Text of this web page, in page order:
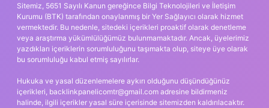
Sitemiz, 5651 Sayılı Kanun gereğince Bilgi Teknolojileri ve İletişim
Kurumu (BTK) tarafından onaylanmış bir Yer Sağlayıcı olarak hizmet
vermektedir. Bu nedenle, sitedeki içerikleri proaktif olarak denetleme
veya araştırma yükümlülüğümüz bulunmamaktadır. Ancak, üyelerimiz
yazdıkları içeriklerin sorumluluğunu taşımakta olup, siteye üye olarak
bu sorumluluğu kabul etmiş sayılırlar.
Hukuka ve yasal düzenlemelere aykırı olduğunu düşündüğünüz
içerikleri, backlinkpanelicomtr@gmail.com adresine bildirmeniz
halinde, ilgili içerikler yasal süre içerisinde sitemizden kaldırılacaktır.